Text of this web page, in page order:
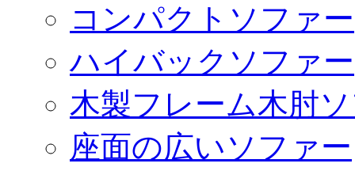
コンパクトソファー
ハイバックソファー
木製フレーム木肘
座面の広いソファー